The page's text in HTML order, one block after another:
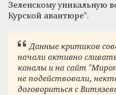
Зеленскому уникальную
Курской авантюре".
Данные критиков
начали активно
каналы и на сайт
не подействовали,
договориться с